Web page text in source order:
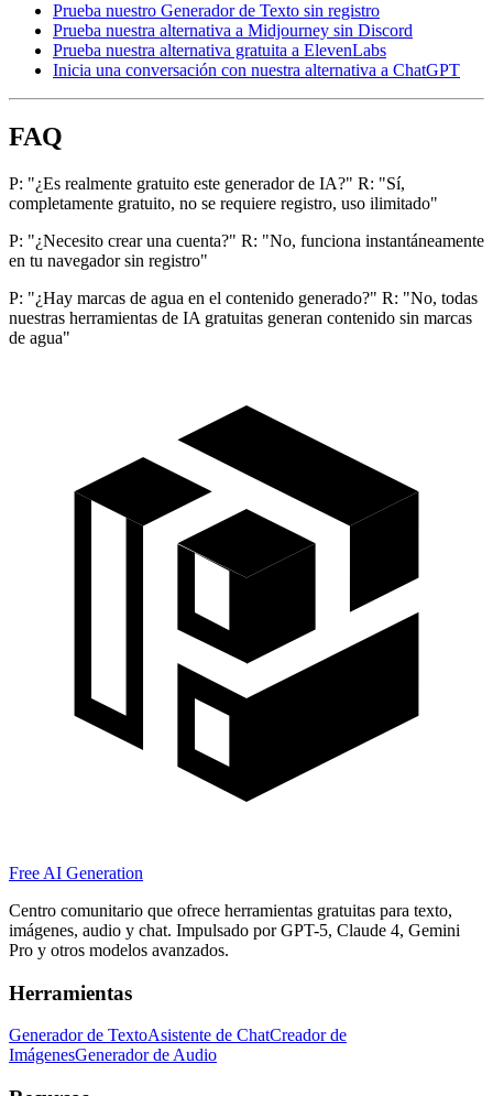
Prueba nuestro Generador de Texto sin registro
Prueba nuestra alternativa a Midjourney sin Discord
Prueba nuestra alternativa gratuita a ElevenLabs
Inicia una conversación con nuestra alternativa a ChatGPT
FAQ
P: "¿Es realmente gratuito este generador de IA?" R: "Sí,
completamente gratuito, no se requiere registro, uso ilimitado"
P: "¿Necesito crear una cuenta?" R: "No, funciona instantáneamente
en tu navegador sin registro"
P: "¿Hay marcas de agua en el contenido generado?" R: "No, todas
nuestras herramientas de IA gratuitas generan contenido sin marcas
de agua"
Free AI Generation
Centro comunitario que ofrece herramientas gratuitas para texto,
imágenes, audio y chat. Impulsado por GPT-5, Claude 4, Gemini
Pro y otros modelos avanzados.
Herramientas
Generador de TextoAsistente de ChatCreador de
ImágenesGenerador de Audio